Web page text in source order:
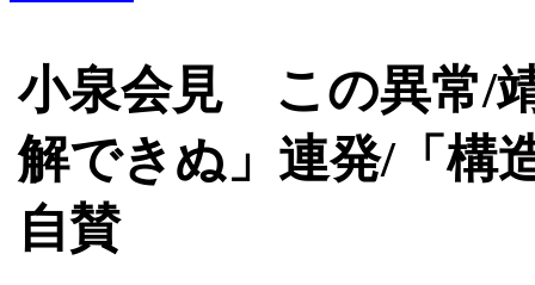
小泉会見 この異常/
解できぬ」連発/「構
自賛